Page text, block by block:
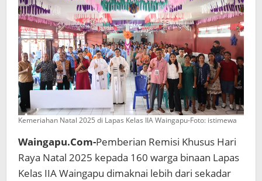
Kemeriahan Natal 2025 di Lapas Kelas IIA Waingapu-Foto: istimewa
Waingapu.Com-Pemberian Remisi Khusus Hari
Raya Natal 2025 kepada 160 warga binaan Lapas
Kelas IIA Waingapu dimaknai lebih dari sekadar